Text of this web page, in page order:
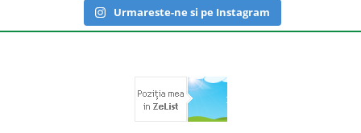
Urmareste-ne si pe Instagram